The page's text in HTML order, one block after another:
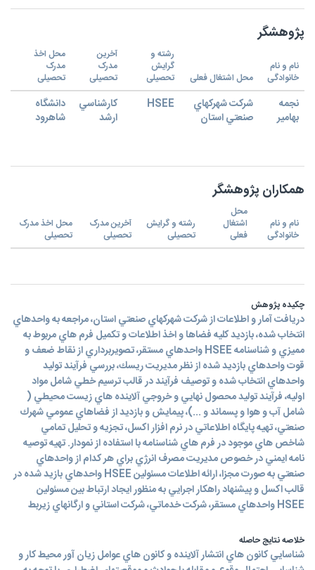
پژوهشگر
نام و نام
خانوادگی
محل اشتغال فعلی
رشته و
گرایش
تحصیلی
آخرین
مدرک
تحصیلی
محل اخذ
مدرک
تحصیلی
نجمه
بهامير
شركت شهركهاي
صنعتي استان
HSEE
كارشناسي
ارشد
دانشگاه
شاهرود
همکاران پژوهشگر
نام و نام
خانوادگی
محل
اشتغال
فعلی
رشته و گرایش
تحصیلی
آخرین مدرک
تحصیلی
محل اخذ مدرک
تحصیلی
چکیده پژوهش
دريافت آمار و اطلاعات از شركت شهركهاي صنعتي استان، مراجعه به واحدهاي
انتخاب شده، بازديد كليه فضاها و اخذ اطلاعات و تكميل فرم هاي مربوط به
مميزي و شناسنامه HSEE واحدهاي مستقر، تصويربرداري از نقاط ضعف و
قوت واحدهاي بازديد شده از نظر مديريت ريسك، بررسي فرآيند توليد
واحدهاي انتخاب شده و توصيف فرآيند در قالب ترسيم خطي شامل مواد
اوليه، فرآيند توليد محصول نهايي و خروجي آلاينده هاي زيست محيطي (
شامل آب و هوا و پسماند و ...)، پيمايش و بازديد از فضاهاي عمومي شهرك
صنعتي، تهيه پايگاه اطلاعاتي در نرم افزار اكسل، تجزيه و تحليل تمامي
شاخص هاي موجود در فرم هاي شناسنامه با استفاده از نمودار. تهيه توصيه
نامه ايمني در خصوص مديريت مصرف انرژي براي هر كدام از واحدهاي
صنعتي به صورت مجزا، ارائه اطلاعات مسئولين HSEE واحدهاي بازيد شده در
قالب اكسل و پيشنهاد راهكار اجرايي به منظور ايجاد ارتباط بين مسئولين
HSEE واحدهاي مستقر، شركت خدماتي، شركت استاني و ارگانهاي زيربط
خلاصه نتایج حاصله
شناسايي كانون هاي انتشار آلاينده و كانون هاي عوامل زيان آور محيط كار و